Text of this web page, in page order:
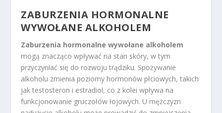
ZABURZENIA HORMONALNE
WYWOŁANE ALKOHOLEM
Zaburzenia hormonalne wywołane alkoholem
mogą znacząco wpływać na stan skóry, w tym
przyczyniać się do rozwoju trądziku. Spożywanie
alkoholu zmienia poziomy hormonów płciowych, takich
jak testosteron i estradiol, co z kolei wpływa na
funkcjonowanie gruczołów łojowych. U mężczyzn